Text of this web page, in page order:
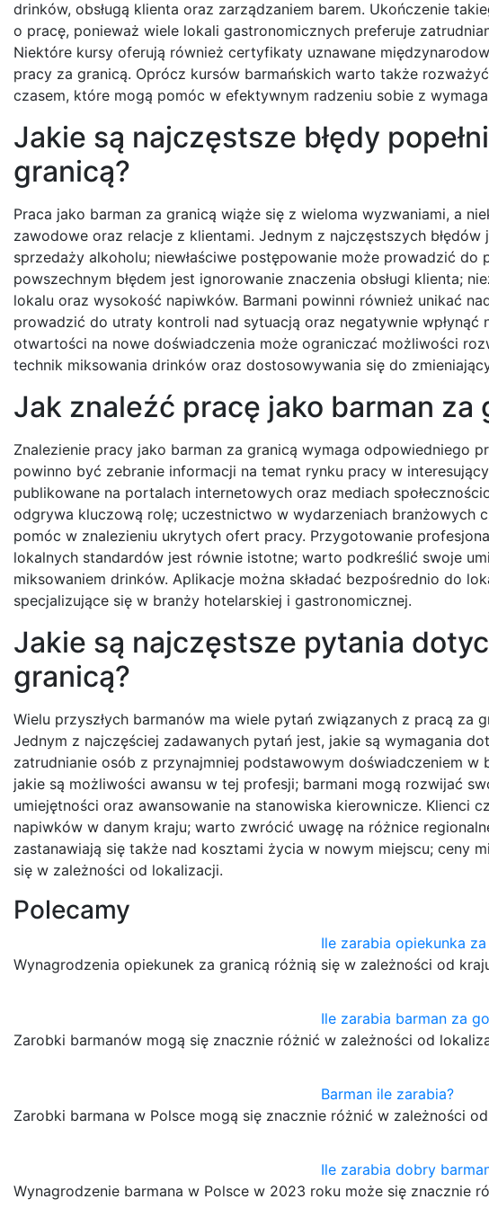
drinków, obsługą klienta oraz zarządzaniem barem. Ukończenie
o pracę, ponieważ wiele lokali gastronomicznych preferuje
Niektóre kursy oferują również certyfikaty uznawane
pracy za granicą. Oprócz kursów barmańskich warto także
czasem, które mogą pomóc w efektywnym radzeniu sobie z
Jakie są najczęstsze błędy
granicą?
Praca jako barman za granicą wiąże się z wieloma wyzwaniami, a
zawodowe oraz relacje z klientami. Jednym z najczęstszych
sprzedaży alkoholu; niewłaściwe postępowanie może prowadzić do
powszechnym błędem jest ignorowanie znaczenia obsługi klienta;
lokalu oraz wysokość napiwków. Barmani powinni również unikać
prowadzić do utraty kontroli nad sytuacją oraz negatywnie
otwartości na nowe doświadczenia może ograniczać możliwości
technik miksowania drinków oraz dostosowywania się do
Jak znaleźć pracę jako barman za
Znalezienie pracy jako barman za granicą wymaga odpowiedniego
powinno być zebranie informacji na temat rynku pracy w
publikowane na portalach internetowych oraz mediach
odgrywa kluczową rolę; uczestnictwo w wydarzeniach branżowych
pomóc w znalezieniu ukrytych ofert pracy. Przygotowanie
lokalnych standardów jest równie istotne; warto podkreślić swoje
miksowaniem drinków. Aplikacje można składać bezpośrednio do
specjalizujące się w branży hotelarskiej i gastronomicznej.
Jakie są najczęstsze pytania
granicą?
Wielu przyszłych barmanów ma wiele pytań związanych z pracą
Jednym z najczęściej zadawanych pytań jest, jakie są wymagania
zatrudnianie osób z przynajmniej podstawowym doświadczeniem
jakie są możliwości awansu w tej profesji; barmani mogą rozwijać
umiejętności oraz awansowanie na stanowiska kierownicze. Klienci
napiwków w danym kraju; warto zwrócić uwagę na różnice
zastanawiają się także nad kosztami życia w nowym miejscu; ceny
się w zależności od lokalizacji.
Polecamy
Ile zarabia opiekunka
Wynagrodzenia opiekunek za granicą różnią się w zależności od
Ile zarabia barman za
Zarobki barmanów mogą się znacznie różnić w zależności od
Barman ile zarabia?
Zarobki barmana w Polsce mogą się znacznie różnić w zależności
Ile zarabia dobry
Wynagrodzenie barmana w Polsce w 2023 roku może się znacznie